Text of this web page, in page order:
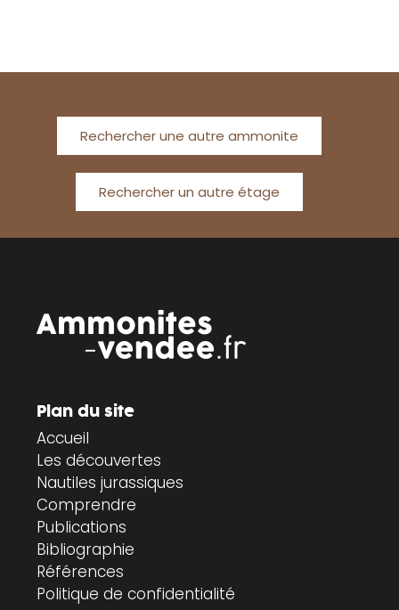
Rechercher une autre ammonite
Rechercher un autre étage
Plan du site
Accueil
Les découvertes
Nautiles jurassiques
Comprendre
Publications
Bibliographie
Références
Politique de confidentialité